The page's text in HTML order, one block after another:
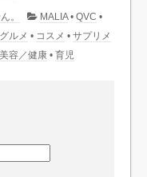
。 MALIA•QVC •
グルメ • コスメ • サプリメ
美容／健康 • 育児